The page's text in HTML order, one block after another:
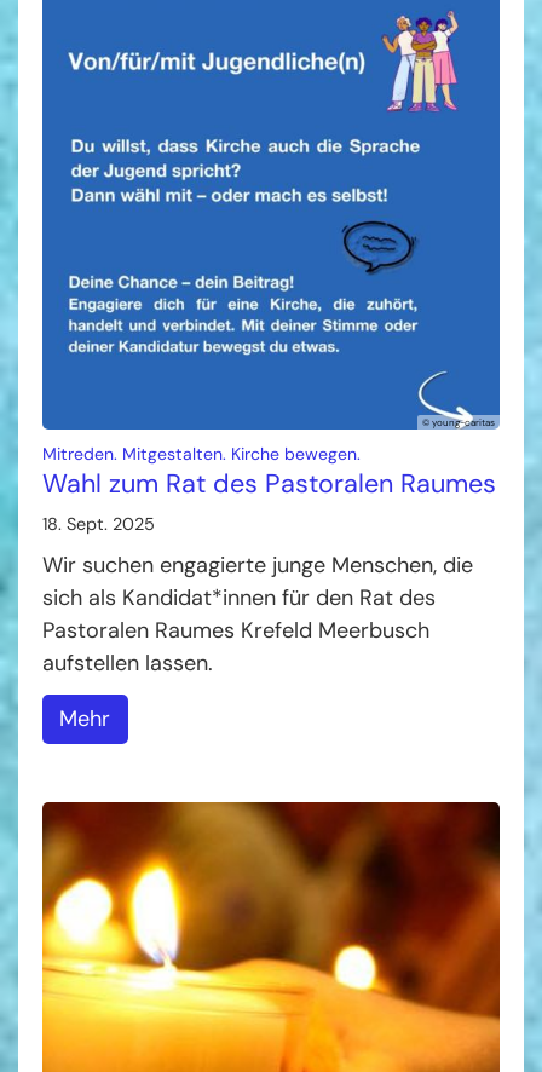
© young-caritas
Mitreden. Mitgestalten. Kirche bewegen.
Wahl zum Rat des Pastoralen Raumes
18. Sept. 2025
Wir suchen engagierte junge Menschen, die
sich als Kandidat*innen für den Rat des
Pastoralen Raumes Krefeld Meerbusch
aufstellen lassen.
Mehr